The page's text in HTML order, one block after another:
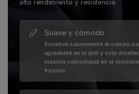
alto rendimiento y resistencia.
Suave y cómodo
Envuelve suavemente el cuerpo
agradable en la piel y está
máxima comodidad en el
fricción.